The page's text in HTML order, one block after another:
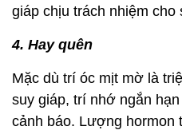
giáp chịu trách nhiệm
4. Hay quên
Mặc dù trí óc mịt mờ là
suy giáp, trí nhớ ngắn
cảnh báo. Lượng hormon